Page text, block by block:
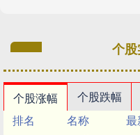
个
个股涨幅 个股跌幅
排名
名称 最